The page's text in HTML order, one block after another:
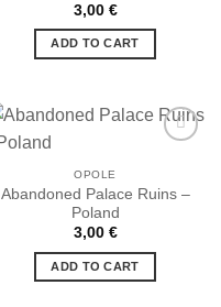
3,00 €
ADD TO CART
Ajouter
OPOLE
Abandoned Palace Ruins –
Poland
3,00 €
ADD TO CART